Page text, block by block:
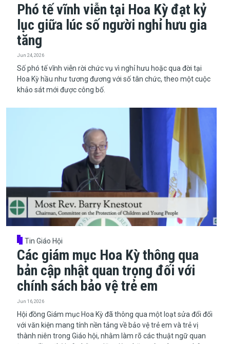
Phó tế vĩnh viễn tại Hoa Kỳ đạt kỷ
lục giữa lúc số người nghỉ hưu gia
tăng
Jun 24, 2026
​​​​​​​Số phó tế vĩnh viễn rời chức vụ vì nghỉ hưu hoặc qua đời tại
Hoa Kỳ hầu như tương đương với số tân chức, theo một cuộc
khảo sát mới được công bố.
Tin Giáo Hội
Các giám mục Hoa Kỳ thông qua
bản cập nhật quan trọng đối với
chính sách bảo vệ trẻ em
Jun 16, 2026
​​​​​​​Hội đồng Giám mục Hoa Kỳ đã thông qua một loạt sửa đổi đối
với văn kiện mang tính nền tảng về bảo vệ trẻ em và trẻ vị
thành niên trong Giáo hội, nhằm làm rõ các thuật ngữ quan